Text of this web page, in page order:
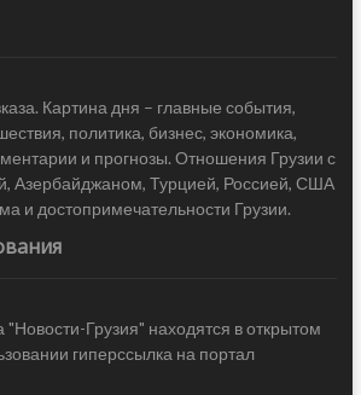
Картина дня – главные события,
политика, бизнес, экономика,
и прогнозы. Отношения Грузии с
Азербайджаном, Турцией, Россией, США
и достопримечательности Грузии.
Грузия" находятся в открытом
гиперссылка на портал